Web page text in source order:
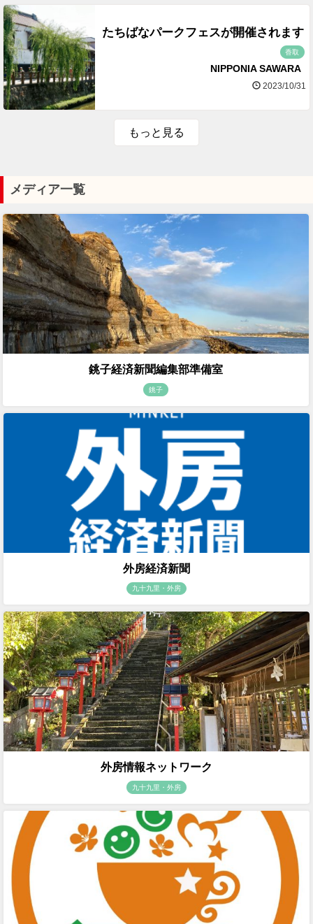
たちばなパークフェスが開催されます
香取
NIPPONIA SAWARA
2023/10/31
もっと見る
メディア一覧
銚子経済新聞編集部準備室
銚子
外房経済新聞
九十九里・外房
外房情報ネットワーク
九十九里・外房